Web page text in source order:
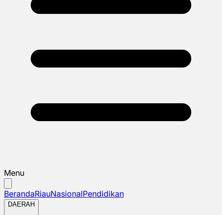
Menu
BerandaRiauNasionalPendidikan
DAERAH